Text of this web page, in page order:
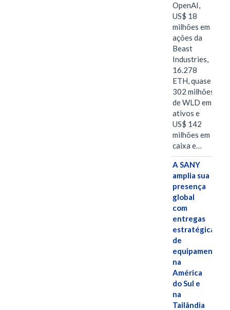
OpenAI,
US$ 18
milhões em
ações da
Beast
Industries,
16.278
ETH, quase
302 milhões
de WLD em
ativos e
US$ 142
milhões em
caixa e…
A SANY
amplia sua
presença
global
com
entregas
estratégicas
de
equipamentos
na
América
do Sul e
na
Tailândia